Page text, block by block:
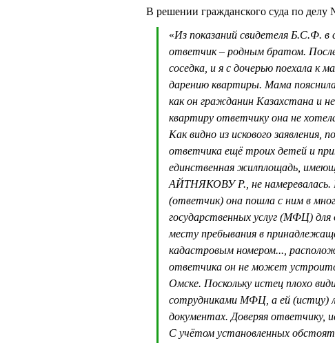
В решении гражданского суда по делу
«Из показаний свидетеля Б.С.Ф.
ответчик – родным братом.
соседка, и я с дочерью поехала к
дарению квартиры. Мама
как он гражданин Казахстана и
квартиру ответчику она не
Как видно из искового
ответчика ещё троих детей и
единственная жилплощадь,
АЙТНЯКОВУ Р., не
(ответчик) она пошла с ним в
государственных услуг (МФЦ)
месту пребывания в
кадастровым номером...,
ответчика он не может
Омске. Поскольку истец плохо
сотрудниками МФЦ, а ей (истцу)
документах. Доверяя ответчику,
С учётом установленных